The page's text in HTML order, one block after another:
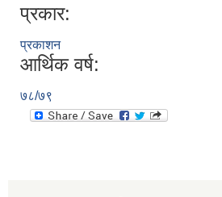
प्रकार:
प्रकाशन
आर्थिक वर्ष:
७८/७९